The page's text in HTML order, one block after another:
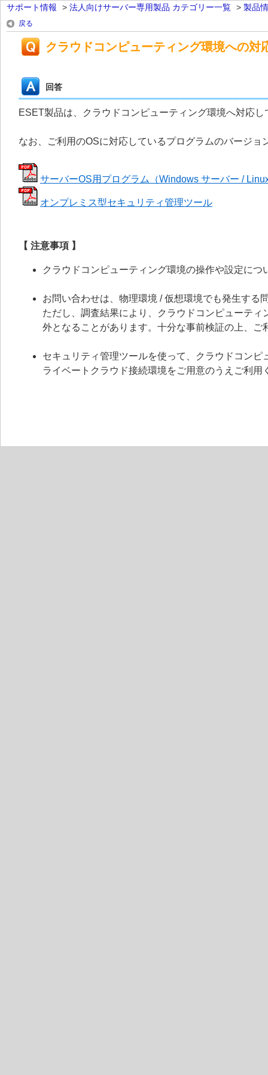
サポート情報 > 法人向けサーバー専用製品 カテゴリー一覧 > 製品
戻る
クラウドコンピューティング環境への対
回答
ESET製品は、クラウドコンピューティング環境へ対応し
なお、ご利用のOSに対応しているプログラムのバージ
サーバーOS用プログラム（Windows サーバー /
オンプレミス型セキュリティ管理ツール
【 注意事項 】
クラウドコンピューティング環境の操作や設定に
お問い合わせは、物理環境 / 仮想環境でも発生する
ただし、調査結果により、クラウドコンピューテ
外となることがあります。十分な事前検証の上、
セキュリティ管理ツールを使って、クラウドコン
ライベートクラウド接続環境をご用意のうえご利用